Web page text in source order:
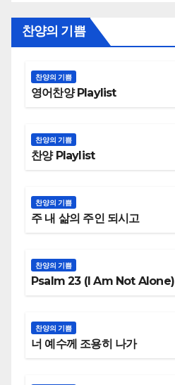
찬양의 기쁨
찬양의 기쁨
영어찬양 Playlist
찬양의 기쁨
찬양 Playlist
찬양의 기쁨
주 내 삶의 주인 되시고
찬양의 기쁨
Psalm 23 (I Am Not Alone)
찬양의 기쁨
너 예수께 조용히 나가